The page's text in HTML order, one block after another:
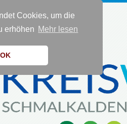
Cookies, um die
erhöhen Mehr lesen
OK
0 36 83 - 40 91 0